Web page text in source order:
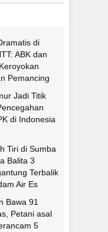
di
ABK dan
Pemancing
Jadi Titik
di Indonesia
Tiri di Sumba
Balita 3
Terbalik
Air Es
Bawa 91
Petani asal
5